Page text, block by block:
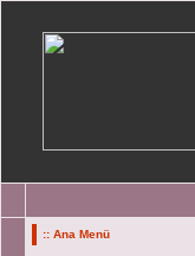
:: Ana Menü